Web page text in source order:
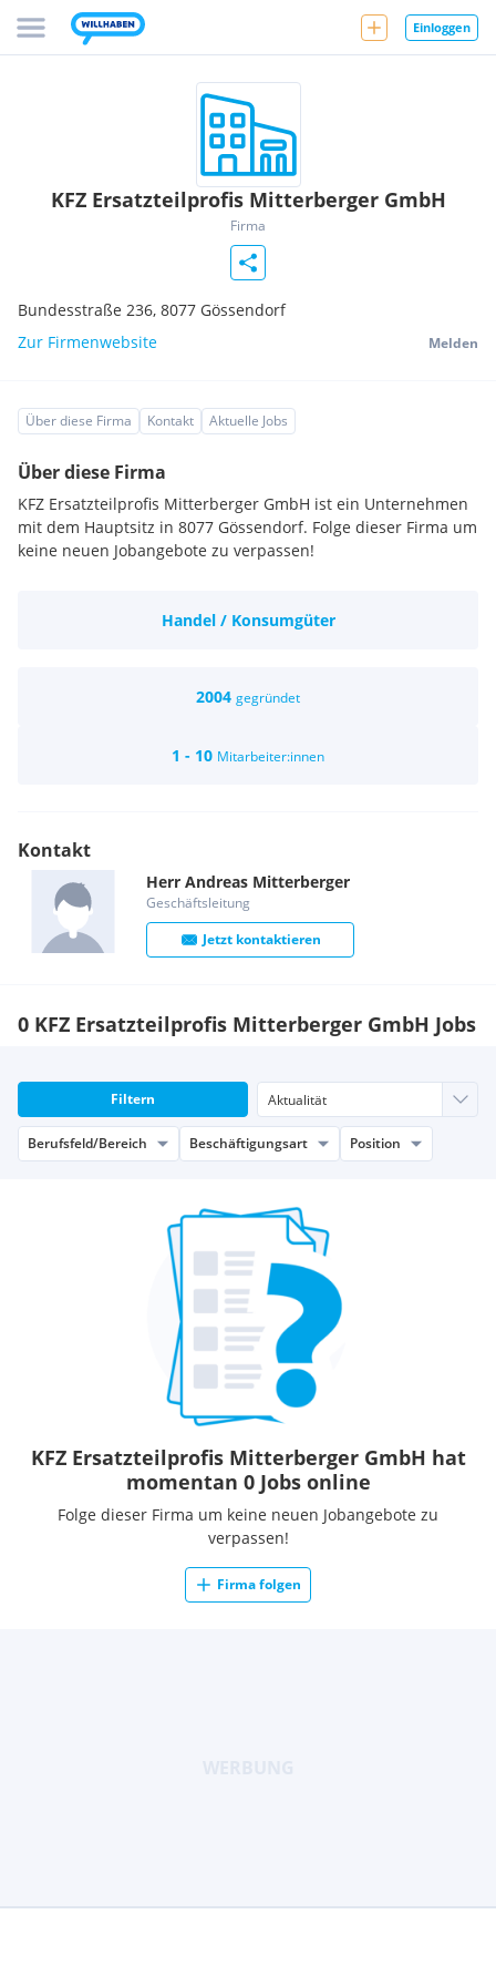
Einloggen
KFZ Ersatzteilprofis Mitterberger GmbH
Firma
Bundesstraße 236, 8077 Gössendorf
Zur Firmenwebsite
Melden
Über diese Firma Kontakt Aktuelle Jobs
Über diese Firma
KFZ Ersatzteilprofis Mitterberger GmbH ist ein Unternehmen
mit dem Hauptsitz in 8077 Gössendorf. Folge dieser Firma um
keine neuen Jobangebote zu verpassen!
Handel / Konsumgüter
2004 gegründet
1 - 10 Mitarbeiter:innen
Kontakt
Herr Andreas Mitterberger
Geschäftsleitung
Jetzt kontaktieren
0 KFZ Ersatzteilprofis Mitterberger GmbH Jobs
Filtern
Berufsfeld/Bereich Beschäftigungsart Position
KFZ Ersatzteilprofis Mitterberger GmbH hat
momentan 0 Jobs online
Folge dieser Firma um keine neuen Jobangebote zu
verpassen!
Firma folgen